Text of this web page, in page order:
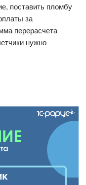
поставить пломбу
за
перерасчета
нужно